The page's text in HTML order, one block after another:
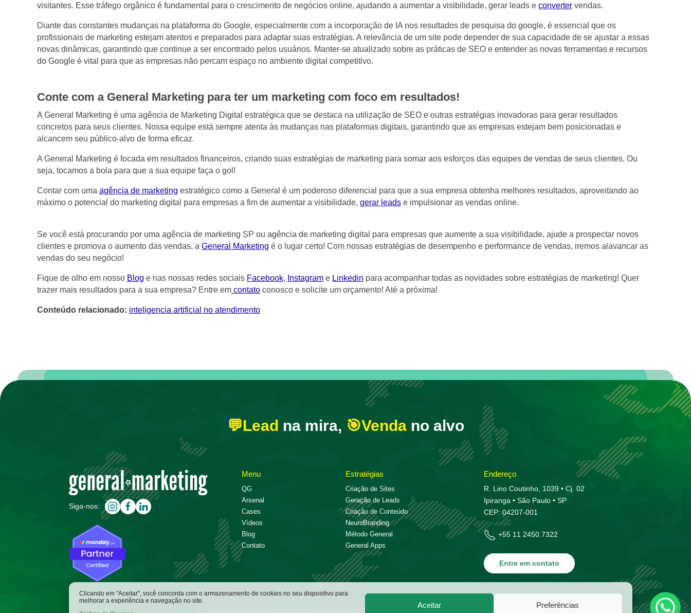
Clicando em "Aceitar", você concorda com o armazenamento de cookies no seu dispositivo para
melhorar a experiência e navegação no site.
Aceitar Preferências
visitantes. Esse tráfego orgânico é fundamental para o crescimento de negócios online, ajudando a aumentar a visibilidade, gerar leads e converter vendas.
Diante das constantes mudanças na plataforma do Google, especialmente com a incorporação de IA nos resultados de pesquisa do google, é essencial que os
profissionais de marketing estejam atentos e preparados para adaptar suas estratégias. A relevância de um site pode depender de sua capacidade de se ajustar a essas
novas dinâmicas, garantindo que continue a ser encontrado pelos usuários. Manter-se atualizado sobre as práticas de SEO e entender as novas ferramentas e recursos
do Google é vital para que as empresas não percam espaço no ambiente digital competitivo.
Conte com a General Marketing para ter um marketing com foco em resultados!
A General Marketing é uma agência de Marketing Digital estratégica que se destaca na utilização de SEO e outras estratégias inovadoras para gerar resultados
concretos para seus clientes. Nossa equipe está sempre atenta às mudanças nas plataformas digitais, garantindo que as empresas estejam bem posicionadas e
alcancem seu público-alvo de forma eficaz.
A General Marketing é focada em resultados financeiros, criando suas estratégias de marketing para somar aos esforços das equipes de vendas de seus clientes. Ou
seja, tocamos a bola para que a sua equipe faça o gol!
Contar com uma agência de marketing estratégico como a General é um poderoso diferencial para que a sua empresa obtenha melhores resultados, aproveitando ao
máximo o potencial do marketing digital para empresas a fim de aumentar a visibilidade, gerar leads e impulsionar as vendas online.
Se você está procurando por uma agência de marketing SP ou agência de marketing digital para empresas que aumente a sua visibilidade, ajude a prospectar novos
clientes e promova o aumento das vendas, a General Marketing é o lugar certo! Com nossas estratégias de desempenho e performance de vendas, iremos alavancar as
vendas do seu negócio!
Fique de olho em nosso Blog e nas nossas redes sociais Facebook, Instagram e Linkedin para acompanhar todas as novidades sobre estratégias de marketing! Quer
trazer mais resultados para a sua empresa? Entre em contato conosco e solicite um orçamento! Até a próxima!
Conteúdo relacionado: inteligencia artificial no atendimento
💬Lead na mira, 🎯Vendano alvo
Siga-nos:
Menu
QG
Arsenal
Cases
Vídeos
Blog
Contato
Estratégias
Criação de Sites
Geração de Leads
Criação de Conteúdo
NeuroBranding
Método General
General Apps
Endereço
R. Lino Coutinho, 1039 • Cj. 02
Ipiranga • São Paulo • SP
CEP: 04207-001
+55 11 2450.7322
Entre em contato